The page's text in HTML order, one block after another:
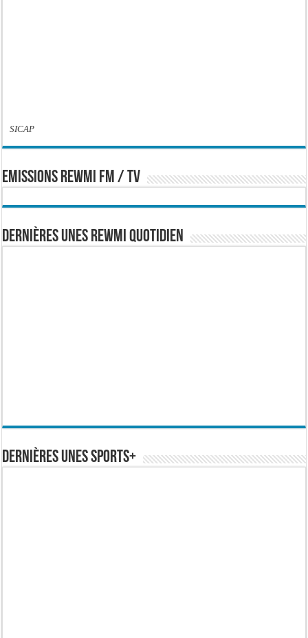
SICAP
EMISSIONS REWMI FM / TV
Dernières Unes Rewmi Quotidien
Dernières Unes Sports+